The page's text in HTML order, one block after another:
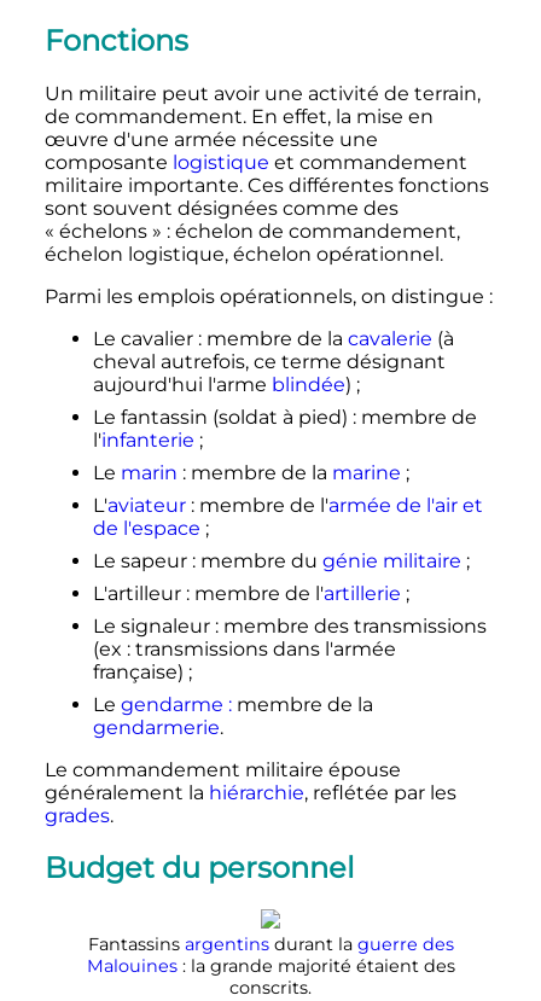
Fonctions
Un militaire peut avoir une activité de terrain,
de commandement. En effet, la mise en
œuvre d'une armée nécessite une
composante logistique et commandement
militaire importante. Ces différentes fonctions
sont souvent désignées comme des
« échelons » : échelon de commandement,
échelon logistique, échelon opérationnel.
Parmi les emplois opérationnels, on distingue :
Le cavalier : membre de la cavalerie (à
cheval autrefois, ce terme désignant
aujourd'hui l'arme blindée) ;
Le fantassin (soldat à pied) : membre de
l'infanterie ;
Le marin : membre de la marine ;
L'aviateur : membre de l'armée de l'air et
de l'espace ;
Le sapeur : membre du génie militaire ;
L'artilleur : membre de l'artillerie ;
Le signaleur : membre des transmissions
(ex : transmissions dans l'armée
française) ;
Le gendarme :membre de la
gendarmerie.
Le commandement militaire épouse
généralement la hiérarchie, reflétée par les
grades.
Budget du personnel
Fantassins argentinsdurant la guerre des
Malouines : la grande majorité étaient des
conscrits.